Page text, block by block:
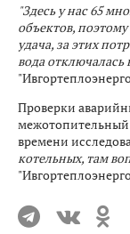
"Здесь у нас 65
объектов,
удача, за этих
вода отключалась
Проверки
времени
котельных, там